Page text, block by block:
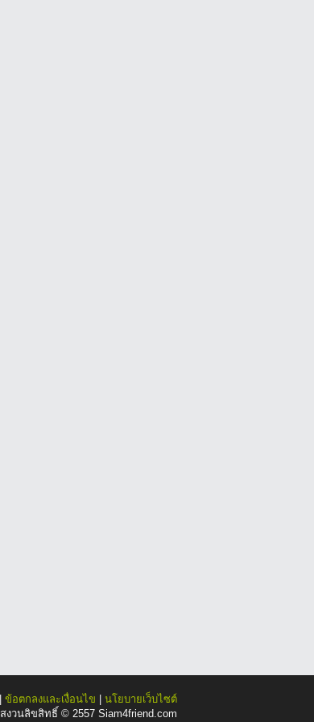
ข้อตกลงและเงื่อนไข
นโยบายเว็บไซต์
สงวนลิขสิทธิ์ © 2557 Siam4friend.com